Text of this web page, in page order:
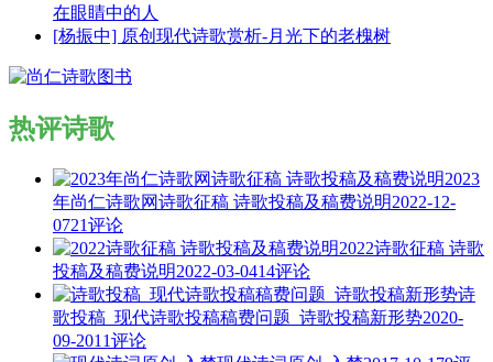
在眼睛中的人
[杨振中] 原创现代诗歌赏析-月光下的老槐树
热评诗歌
2023
年尚仁诗歌网诗歌征稿 诗歌投稿及稿费说明2022-12-
0721评论
2022诗歌征稿 诗歌
投稿及稿费说明2022-03-0414评论
诗
歌投稿_现代诗歌投稿稿费问题_诗歌投稿新形势2020-
09-2011评论